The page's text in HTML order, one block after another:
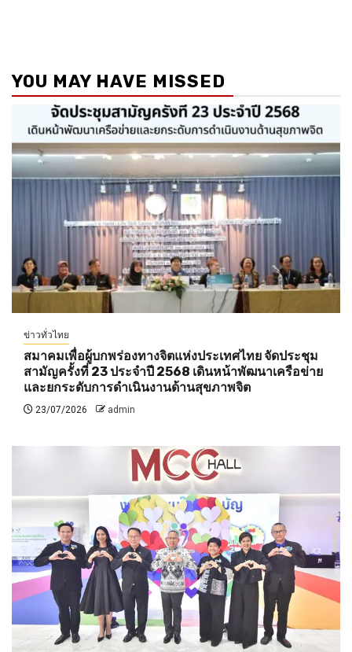
YOU MAY HAVE MISSED
ข่าวทั่วไทย
สมาคมเพื่อผู้บกพร่องทางจิตแห่งประเทศไทย จัดประชุม
สามัญครั้งที่ 23 ประจำปี 2568 เดินหน้าพัฒนาเครือข่าย
และยกระดับการดำเนินงานด้านสุขภาพจิต
23/07/2026 admin